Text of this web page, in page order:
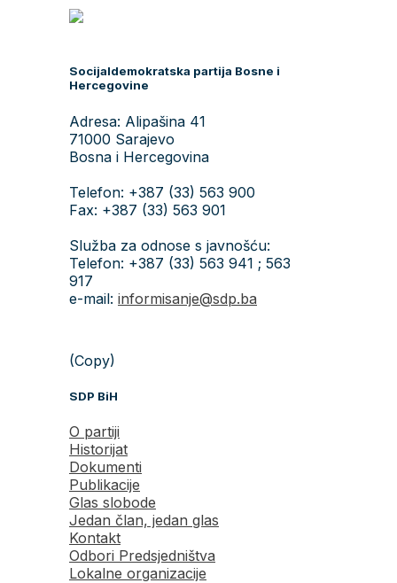
Socijaldemokratska partija Bosne i
Hercegovine
Adresa: Alipašina 41
71000 Sarajevo
Bosna i Hercegovina
Telefon: +387 (33) 563 900
Fax: +387 (33) 563 901
Služba za odnose s javnošću:
Telefon: +387 (33) 563 941 ; 563
917
e-mail: informisanje@sdp.ba
(Copy)
SDP BiH
O partiji
Historijat
Dokumenti
Publikacije
Glas slobode
Jedan član, jedan glas
Kontakt
Odbori Predsjedništva
Lokalne organizacije